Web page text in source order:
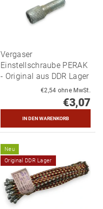
Vergaser
Einstellschraube PERAK
- Original aus DDR Lager
€2,54 ohne MwSt.
€3,07
Neu
Original DDR Lager